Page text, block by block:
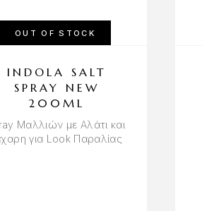
OUT OF STOCK
INDOLA SALT
SPRAY NEW
200ML
Μαλλιών με Αλάτι και
για Look Παραλίας